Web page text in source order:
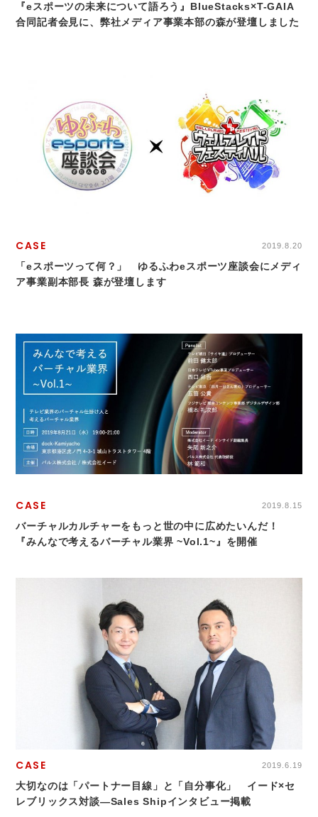
『eスポーツの未来について語ろう』BlueStacks×T-GAIA
合同記者会見に、弊社メディア事業本部の森が登壇しました
CASE 2019.8.20
「eスポーツって何？」 ゆるふわeスポーツ座談会にメディ
ア事業副本部長 森が登壇します
CASE 2019.8.15
バーチャルカルチャーをもっと世の中に広めたいんだ！
『みんなで考えるバーチャル業界 ~Vol.1~』を開催
CASE 2019.6.19
大切なのは「パートナー目線」と「自分事化」 イード×セ
レブリックス対談—Sales Shipインタビュー掲載